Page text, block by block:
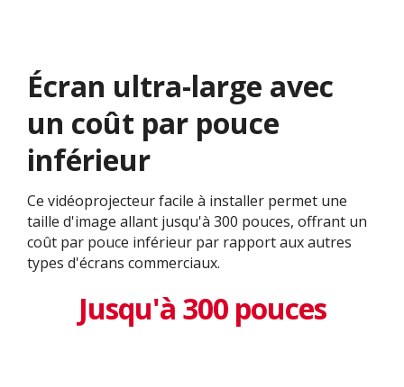
Écran ultra-large avec
un coût par pouce
inférieur
Ce vidéoprojecteur facile à installer permet une
taille d'image allant jusqu'à 300 pouces, offrant un
coût par pouce inférieur par rapport aux autres
types d'écrans commerciaux.
Jusqu'à 300 pouces